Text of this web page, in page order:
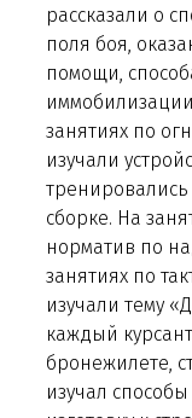
рассказали о
поля боя,
помощи,
занятиях по
изучали
сборке. На
норматив по
занятиях по
изучали тему
каждый
бронежилете,
изучал